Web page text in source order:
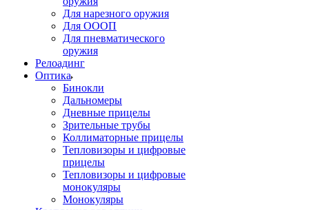
Для нарезного оружия
Для ОООП
Для пневматического
оружия
Релоадинг
Оптика
Бинокли
Дальномеры
Дневные прицелы
Зрительные трубы
Коллиматорные прицелы
Тепловизоры и цифровые
прицелы
Тепловизоры и цифровые
монокуляры
Монокуляры